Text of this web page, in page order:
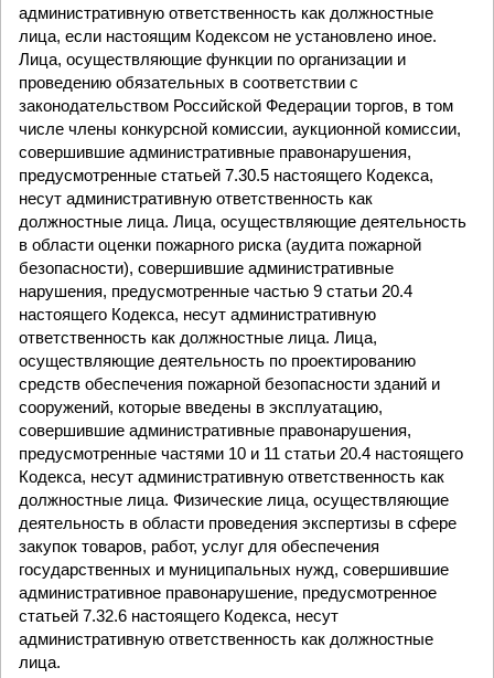
административную ответственность как должностные
лица, если настоящим Кодексом не установлено иное.
Лица, осуществляющие функции по организации и
проведению обязательных в соответствии с
законодательством Российской Федерации торгов, в том
числе члены конкурсной комиссии, аукционной комиссии,
совершившие административные правонарушения,
предусмотренные статьей 7.30.5 настоящего Кодекса,
несут административную ответственность как
должностные лица. Лица, осуществляющие деятельность
в области оценки пожарного риска (аудита пожарной
безопасности), совершившие административные
нарушения, предусмотренные частью 9 статьи 20.4
настоящего Кодекса, несут административную
ответственность как должностные лица. Лица,
осуществляющие деятельность по проектированию
средств обеспечения пожарной безопасности зданий и
сооружений, которые введены в эксплуатацию,
совершившие административные правонарушения,
предусмотренные частями 10 и 11 статьи 20.4 настоящего
Кодекса, несут административную ответственность как
должностные лица. Физические лица, осуществляющие
деятельность в области проведения экспертизы в сфере
закупок товаров, работ, услуг для обеспечения
государственных и муниципальных нужд, совершившие
административное правонарушение, предусмотренное
статьей 7.32.6 настоящего Кодекса, несут
административную ответственность как должностные
лица.